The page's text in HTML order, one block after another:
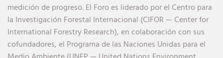
medición de progreso. El Foro es liderado por el Centro para
la Investigación Forestal Internacional (CIFOR — Center for
International Forestry Research), en colaboración con sus
cofundadores, el Programa de las Naciones Unidas para el